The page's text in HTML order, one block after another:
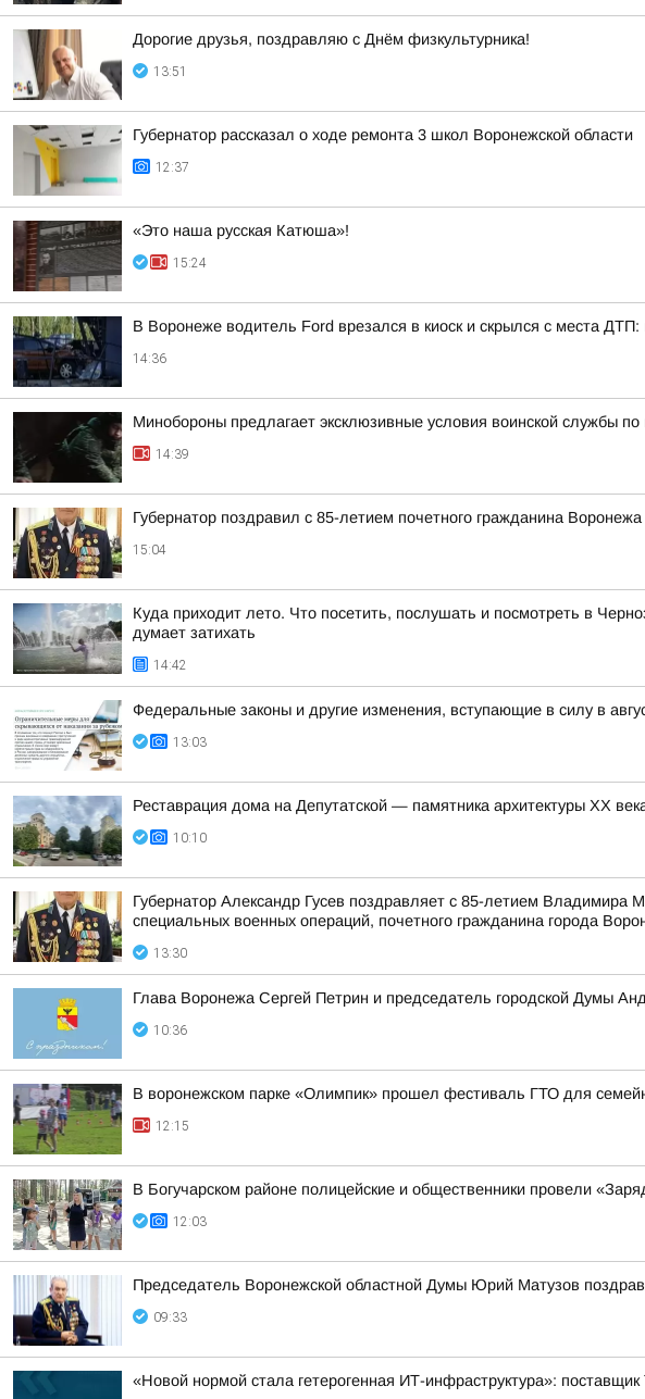
Дорогие друзья, поздравляю с Днём физкультурника!
13:51
Губернатор рассказал о ходе ремонта 3 школ Воронежской области
12:37
«Это наша русская Катюша»!
15:24
В Воронеже водитель Ford врезался в киоск и скрылся с места
14:36
Минобороны предлагает эксклюзивные условия воинской службы
14:39
Губернатор поздравил с 85-летием почетного гражданина
15:04
Куда приходит лето. Что посетить, послушать и посмотреть в
думает затихать
14:42
Федеральные законы и другие изменения, вступающие в силу в
13:03
Реставрация дома на Депутатской — памятника архитектуры ХХ
10:10
Губернатор Александр Гусев поздравляет с 85-летием Владимира
специальных военных операций, почетного гражданина города
13:30
Глава Воронежа Сергей Петрин и председатель городской Думы
10:36
В воронежском парке «Олимпик» прошел фестиваль ГТО для
12:15
В Богучарском районе полицейские и общественники провели
12:03
Председатель Воронежской областной Думы Юрий Матузов
09:33
«Новой нормой стала гетерогенная ИТ-инфраструктура»: